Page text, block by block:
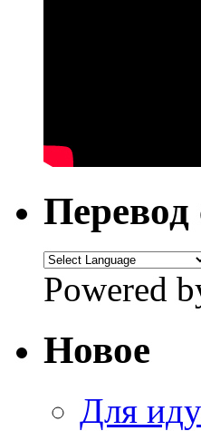
Перевод
Powered
Новое
Для